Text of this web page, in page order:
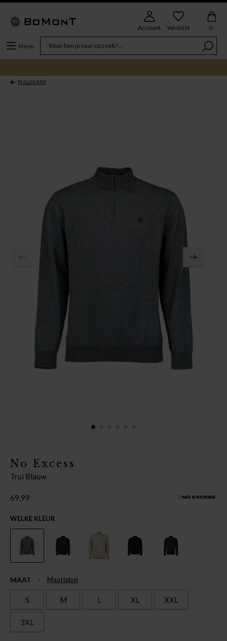
Menu
Account Wishlist 0,-
PULLOVERS
No Excess
Trui Blauw
69,99
WELKE KLEUR
MAAT Maattabel
S M L XL XXL
3XL